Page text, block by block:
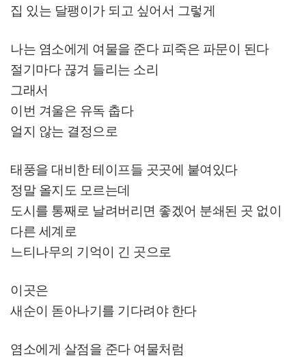
집 있는 달팽이가 되고 싶어서 그렇게
나는 염소에게 여물을 준다 피죽은 파문이 된다
절기마다 끊겨 들리는 소리
그래서
이번 겨울은 유독 춥다
얼지 않는 결정으로
태풍을 대비한 테이프들 곳곳에 붙여있다
정말 올지도 모르는데
도시를 통째로 날려버리면 좋겠어 분쇄된 곳 없이
다른 세계로
느티나무의 기억이 긴 곳으로
이곳은
새순이 돋아나기를 기다려야 한다
염소에게 살점을 준다 여물처럼